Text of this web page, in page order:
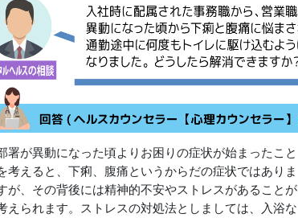
署が異動になった頃よりお困りの症状が始まったこと
考えると、下痢、腹痛というからだの症状ではありま
が、その背後には精神的不安やストレスがあることが
えられます。ストレスの対処法としましては、入浴な